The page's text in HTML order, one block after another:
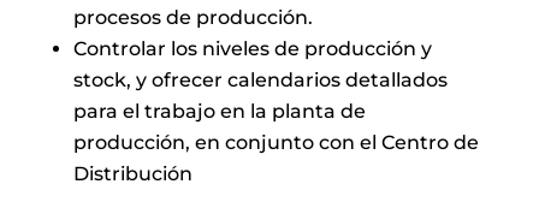
procesos de producción.
Controlar los niveles de producción y
stock, y ofrecer calendarios detallados
para el trabajo en la planta de
producción, en conjunto con el Centro de
Distribución